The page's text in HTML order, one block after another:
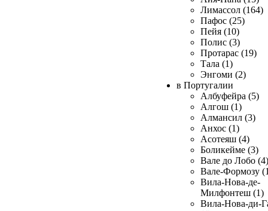
Лимассол (164)
Пафос (25)
Пейя (10)
Полис (3)
Протарас (19)
Тала (1)
Энгоми (2)
в Португалии
Албуфейра (5)
Алгош (1)
Алмансил (3)
Анхос (1)
Асотеяш (4)
Боликейме (3)
Вале до Лобо (4)
Вале-Формозу
Вила-Нова-де-
Милфонтеш (1)
Вила-Нова-ди-